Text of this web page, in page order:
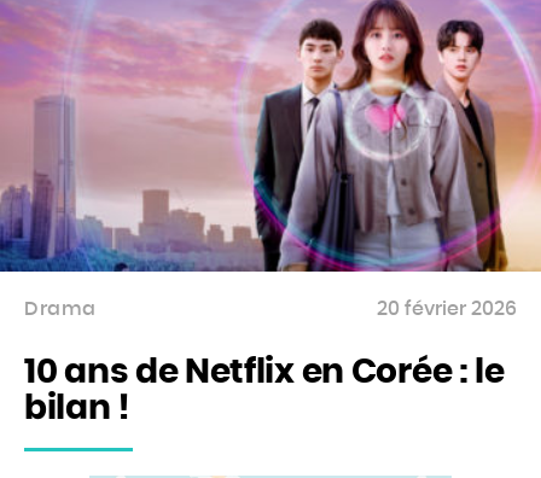
Drama
10 ans de Netflix en Corée : le
bilan !
20 février 2026